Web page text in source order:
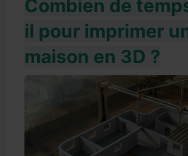
Combien de
il pour imprimer
maison en 3D ?